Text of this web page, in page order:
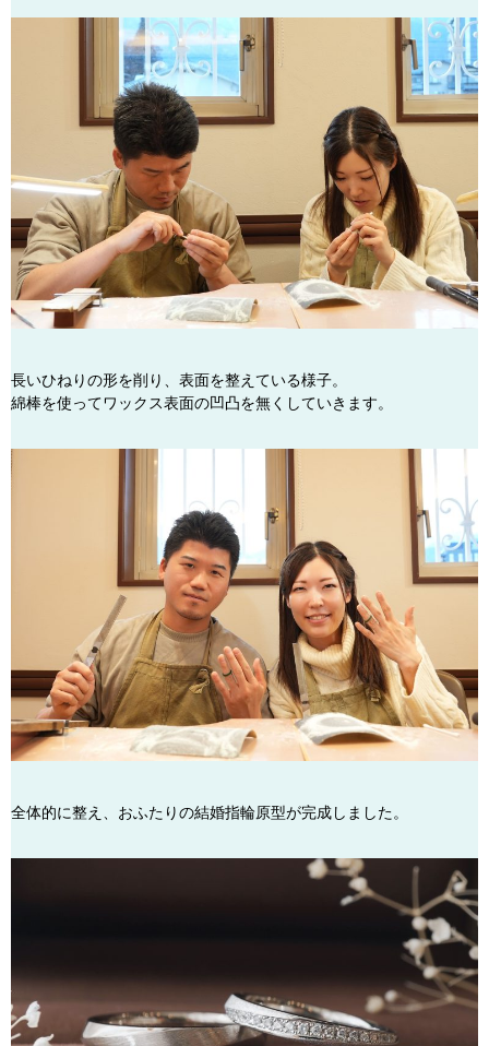
長いひねりの形を削り、表面を整えている様子。
綿棒を使ってワックス表面の凹凸を無くしていきます。
全体的に整え、おふたりの結婚指輪原型が完成しました。